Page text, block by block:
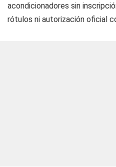
acondicionadores sin
rótulos ni autorización oficial